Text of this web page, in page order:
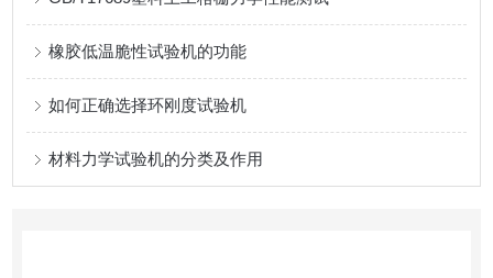
橡胶低温脆性试验机的功能
如何正确选择环刚度试验机
材料力学试验机的分类及作用